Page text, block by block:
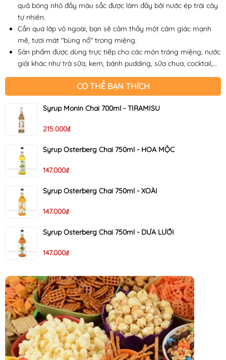
quả bóng nhỏ đầy màu sắc được làm đầy bởi nước ép trái cây
tự nhiên.
Cắn qua lớp vỏ ngoài, bạn sẽ cảm thấy một cảm giác mạnh
mẽ, tươi mát "bùng nổ" trong miệng. ​​
Sản phẩm được dùng trực tiếp cho các món tráng miệng, nước
giải khác như trà sữa, kem, bánh pudding, sữa chua, cocktail,...
CÓ THỂ BẠN THÍCH
Syrup Monin Chai 700ml - TIRAMISU
215.000₫
Syrup Osterberg Chai 750ml - HOA MỘC
147.000₫
Syrup Osterberg Chai 750ml - XOÀI
147.000₫
Syrup Osterberg Chai 750ml - DƯA LƯỚI
147.000₫